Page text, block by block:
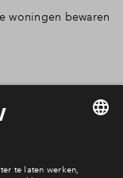
woningen bewaren
aan
nieuws en